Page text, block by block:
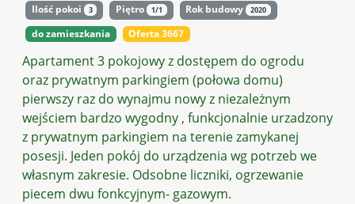
Ilość pokoi 3 Piętro 1/1 Rok budowy 2020
do zamieszkania Oferta 3667
Apartament 3 pokojowy z dostępem do ogrodu
oraz prywatnym parkingiem (połowa domu)
pierwszy raz do wynajmu nowy z niezależnym
wejściem bardzo wygodny , funkcjonalnie urzadzony
z prywatnym parkingiem na terenie zamykanej
posesji. Jeden pokój do urządzenia wg potrzeb we
własnym zakresie. Odsobne liczniki, ogrzewanie
piecem dwu fonkcyjnym- gazowym.